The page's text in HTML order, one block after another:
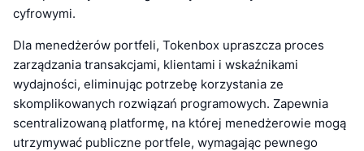
cyfrowymi.
Dla menedżerów portfeli, Tokenbox upraszcza proces
zarządzania transakcjami, klientami i wskaźnikami
wydajności, eliminując potrzebę korzystania ze
skomplikowanych rozwiązań programowych. Zapewnia
scentralizowaną platformę, na której menedżerowie mogą
utrzymywać publiczne portfele, wymagając pewnego